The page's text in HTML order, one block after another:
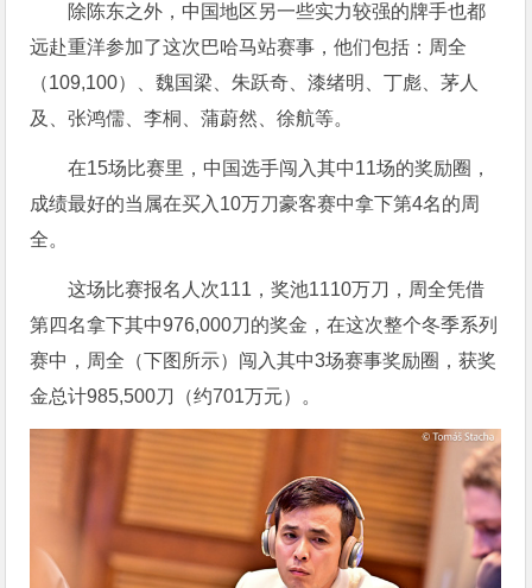
除陈东之外，中国地区另一些实力较强的牌手也都
远赴重洋参加了这次巴哈马站赛事，他们包括：周全
（109,100）、魏国梁、朱跃奇、漆绪明、丁彪、茅人
及、张鸿儒、李桐、蒲蔚然、徐航等。
在15场比赛里，中国选手闯入其中11场的奖励圈，
成绩最好的当属在买入10万刀豪客赛中拿下第4名的周
全。
这场比赛报名人次111，奖池1110万刀，周全凭借
第四名拿下其中976,000刀的奖金，在这次整个冬季系列
赛中，周全（下图所示）闯入其中3场赛事奖励圈，获奖
金总计985,500刀（约701万元）。